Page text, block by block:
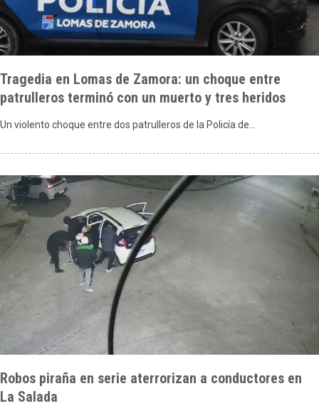
Tragedia en Lomas de Zamora: un choque entre
patrulleros terminó con un muerto y tres heridos
Un violento choque entre dos patrulleros de la Policía de…
Robos piraña en serie aterrorizan a conductores en
La Salada